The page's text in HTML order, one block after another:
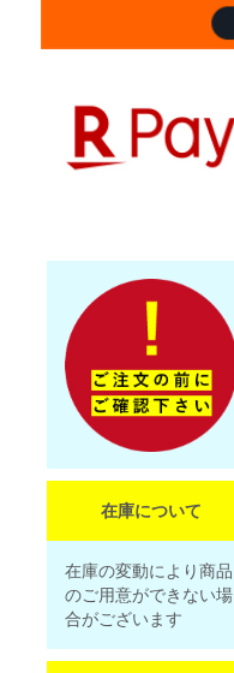
在庫について
在庫の変動により商品
のご用意ができない場
合がございます